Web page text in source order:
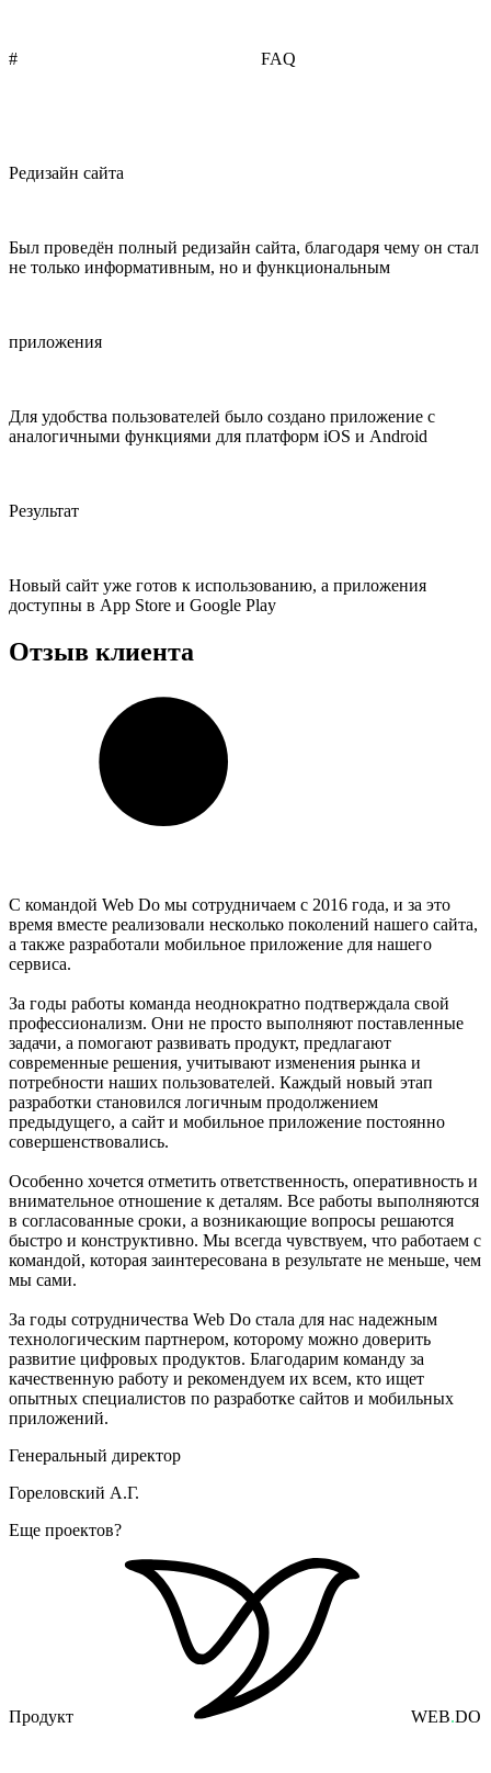
# FAQ
Редизайн сайта
Был проведён полный редизайн сайта, благодаря чему он стал
не только информативным, но и функциональным
приложения
Для удобства пользователей было создано приложение с
аналогичными функциями для платформ iOS и Android
Результат
Новый сайт уже готов к использованию, а приложения
доступны в App Store и Google Play
Отзыв клиента
С командой Web Do мы сотрудничаем с 2016 года, и за это
время вместе реализовали несколько поколений нашего сайта,
а также разработали мобильное приложение для нашего
сервиса.
За годы работы команда неоднократно подтверждала свой
профессионализм. Они не просто выполняют поставленные
задачи, а помогают развивать продукт, предлагают
современные решения, учитывают изменения рынка и
потребности наших пользователей. Каждый новый этап
разработки становился логичным продолжением
предыдущего, а сайт и мобильное приложение постоянно
совершенствовались.
Особенно хочется отметить ответственность, оперативность и
внимательное отношение к деталям. Все работы выполняются
в согласованные сроки, а возникающие вопросы решаются
быстро и конструктивно. Мы всегда чувствуем, что работаем с
командой, которая заинтересована в результате не меньше, чем
мы сами.
За годы сотрудничества Web Do стала для нас надежным
технологическим партнером, которому можно доверить
развитие цифровых продуктов. Благодарим команду за
качественную работу и рекомендуем их всем, кто ищет
опытных специалистов по разработке сайтов и мобильных
приложений.
Генеральный директор
Гореловский А.Г.
Еще проектов?
Продукт WEB.DO